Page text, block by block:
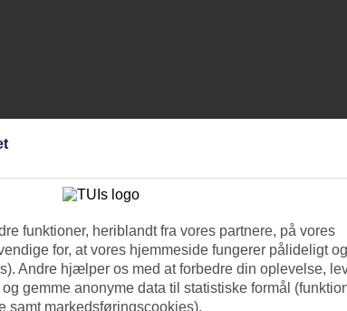
funktioner, heriblandt fra vores partnere, på vores
for, at vores hjemmeside fungerer pålideligt og
Andre hjælper os med at forbedre din oplevelse,
gemme anonyme data til statistiske formål
samt markedsføringscookies).